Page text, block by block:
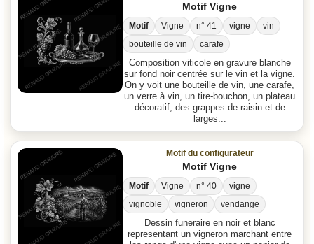
Motif Vigne
Motif Vigne n° 41 vigne
vin
bouteille de vin
carafe
Composition viticole en gravure blanche
sur fond noir centrée sur le vin et la vigne.
On y voit une bouteille de vin, une carafe,
un verre à vin, un tire-bouchon, un plateau
décoratif, des grappes de raisin et de
larges...
Motif du configurateur
Motif Vigne
Motif Vigne n° 40
vigne
vignoble
vigneron
vendange
Dessin funeraire en noir et blanc
representant un vigneron marchant entre